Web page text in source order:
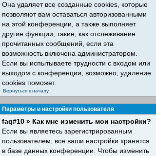
Она удаляет все созданные cookies, которые
позволяют вам оставаться авторизованными
на этой конференции, а также выполняет
другие функции, такие, как отслеживание
прочитанных сообщений, если эта
возможность включена администратором.
Если вы испытываете трудности с входом или
выходом с конференции, возможно, удаление
cookies поможет.
Вернуться к началу
Параметры и настройки пользователя
faq#10 » Как мне изменить мои настройки?
Если вы являетесь зарегистрированным
пользователем, все ваши настройки хранятся
в базе данных конференции. Чтобы изменить